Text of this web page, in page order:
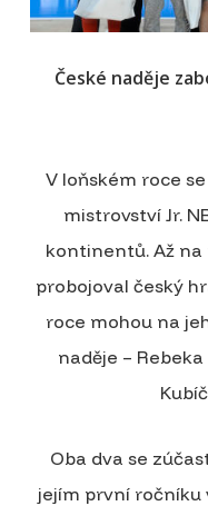
České naděje
V loňském roce
mistrovství Jr.
kontinentů. Až
probojoval český
roce mohou na
naděje –
Oba dva se
jejím první ročníku